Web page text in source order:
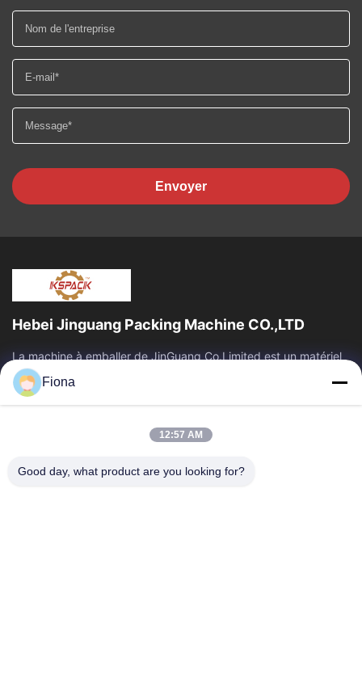
Envoyer
Hebei Jinguang Packing Machine CO.,LTD
La machine à emballer de JinGuang Co.Limited est un matériel
d'impression ondulé professionnel de carton et des machines
relatives pour la...
Liens Rapides
Produits
Au Sujet De Nous
Visite D'usine
Fiona
12:57 AM
Good day, what product are you looking for?